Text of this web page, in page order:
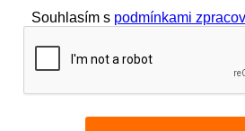
Souhlasím s podmínkami